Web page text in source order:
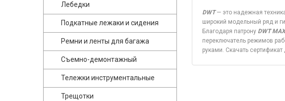
Лебедки
Подкатные лежаки и сидения
Ремни и ленты для багажа
Съемно-демонтажный
Тележки инструментальные
Трещотки
DWT— это надежная
широкий модельный ряд и
Благодаря патрону DWT MAX
переключатель режимов
руками. Скачать